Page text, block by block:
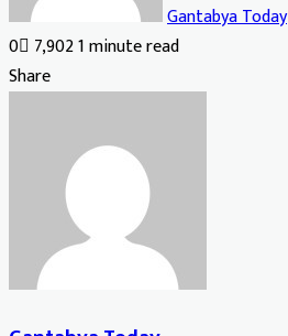
Gantabya Today
0 7,9021 minute read
Facebook
X
LinkedIn
Tumblr
Pinterest
Reddit
VKontakte
Odnoklassniki
Pocket
Share